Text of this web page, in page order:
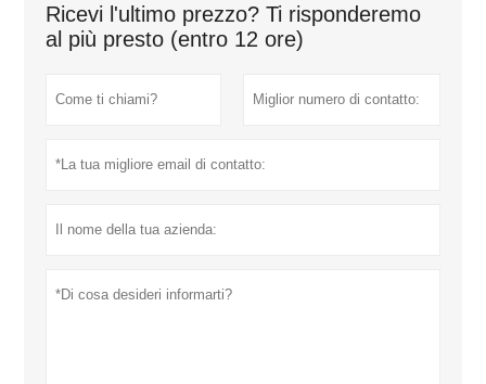
Ricevi l'ultimo prezzo? Ti risponderemo
al più presto (entro 12 ore)